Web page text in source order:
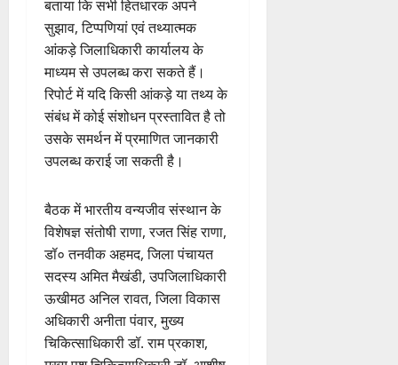
बताया कि सभी हितधारक अपने
सुझाव, टिप्पणियां एवं तथ्यात्मक
आंकड़े जिलाधिकारी कार्यालय के
माध्यम से उपलब्ध करा सकते हैं।
रिपोर्ट में यदि किसी आंकड़े या तथ्य के
संबंध में कोई संशोधन प्रस्तावित है तो
उसके समर्थन में प्रमाणित जानकारी
उपलब्ध कराई जा सकती है।
बैठक में भारतीय वन्यजीव संस्थान के
विशेषज्ञ संतोषी राणा, रजत सिंह राणा,
डॉ० तनवीक अहमद, जिला पंचायत
सदस्य अमित मैखंडी, उपजिलाधिकारी
ऊखीमठ अनिल रावत, जिला विकास
अधिकारी अनीता पंवार, मुख्य
चिकित्साधिकारी डॉ. राम प्रकाश,